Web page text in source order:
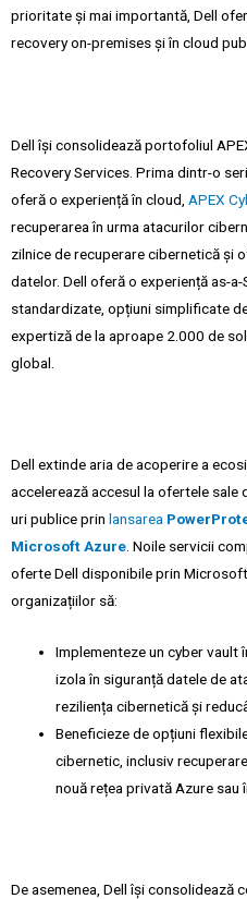
prioritate și mai importantă, Dell
recovery on-premises și în cloud
Dell își consolidează portofoliul
Recovery Services. Prima dintr-o
oferă o experiență în cloud, APEX
recuperarea în urma atacurilor
zilnice de recuperare cibernetică și
datelor. Dell oferă o experiență as-
standardizate, opțiuni simplificate
expertiză de la aproape 2.000 de
global.
Dell extinde aria de acoperire a
accelerează accesul la ofertele
uri publice prin lansarea
Microsoft Azure. Noile servicii
oferte Dell disponibile prin
organizațiilor să:
Implementeze un cyber vault
izola în siguranță datele de
reziliența cibernetică și
Beneficieze de opțiuni
cibernetic, inclusiv
nouă rețea privată Azure sau
De asemenea, Dell își consolidează